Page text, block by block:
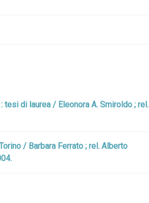
di laurea / Eleonora A. Smiroldo ; rel.
/ Barbara Ferrato ; rel. Alberto